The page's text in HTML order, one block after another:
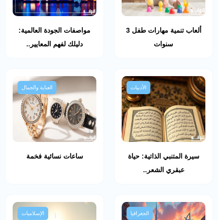
ألعاب تنمية مهارات طفل 3
سنوات
مواصفات الجودة العالمية:
دليلك لفهم المعايير..
الأدبيات
سيرة المتنبي الذاتية: حياة
عبقري الشعر..
العناية والجمال
ساعات نسائية فخمة
الجغرافيا الإسلاميات